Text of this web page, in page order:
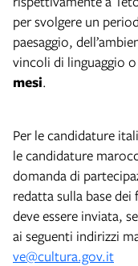
per svolgere un
paesaggio,
vincoli di linguaggio
mesi.
Per le candidature
le candidature
domanda di
redatta sulla base
deve essere inviata,
ai seguenti indirizzi
ve@cultura.gov.it